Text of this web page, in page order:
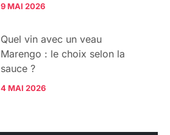
9 MAI 2026
Quel vin avec un veau
Marengo : le choix selon la
sauce ?
4 MAI 2026